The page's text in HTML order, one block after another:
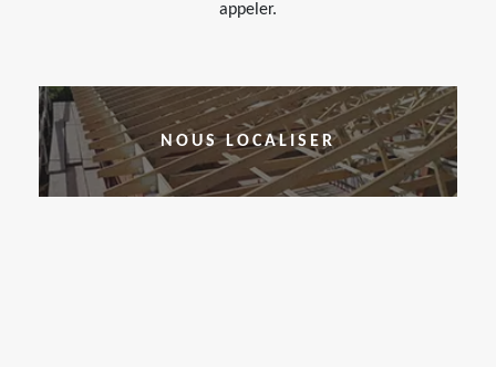
appeler.
NOUS LOCALISER